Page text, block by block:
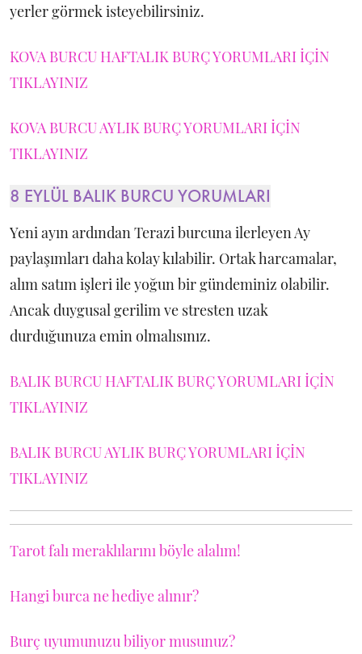
yerler görmek isteyebilirsiniz.
KOVA BURCU HAFTALIK BURÇ YORUMLARI İÇİN
TIKLAYINIZ
KOVA BURCU AYLIK BURÇ YORUMLARI İÇİN
TIKLAYINIZ
8 EYLÜL BALIK BURCU YORUMLARI
Yeni ayın ardından Terazi burcuna ilerleyen Ay
paylaşımları daha kolay kılabilir. Ortak harcamalar,
alım satım işleri ile yoğun bir gündeminiz olabilir.
Ancak duygusal gerilim ve stresten uzak
durduğunuza emin olmalısınız.
BALIK BURCU HAFTALIK BURÇ YORUMLARI İÇİN
TIKLAYINIZ
BALIK BURCU AYLIK BURÇ YORUMLARI İÇİN
TIKLAYINIZ
Tarot falı meraklılarını böyle alalım!
Hangi burca ne hediye alınır?
Burç uyumunuzu biliyor musunuz?